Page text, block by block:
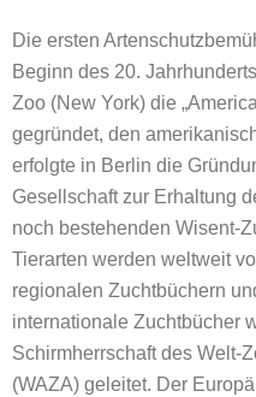
Die ersten
Beginn des 20.
Zoo (New York) die
gegründet, den
erfolgte in Berlin die
Gesellschaft zur Erhaltung
noch bestehenden Wisent-
Tierarten werden weltweit
regionalen Zuchtbüchern
internationale Zuchtbücher
Schirmherrschaft des Welt-
(WAZA) geleitet. Der